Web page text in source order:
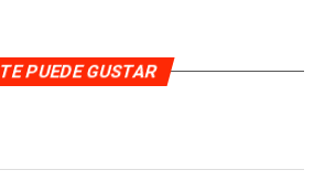
TE PUEDE GUSTAR